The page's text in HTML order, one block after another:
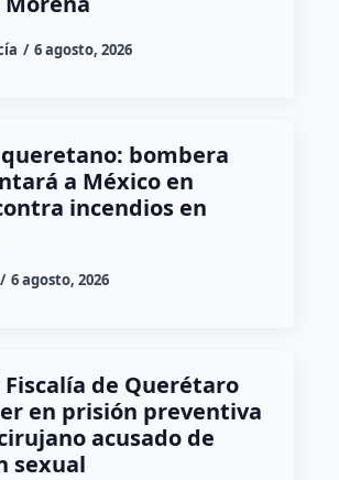
6 agosto, 2026
bombera
a México en
incendios en
6 agosto, 2026
Fiscalía de Querétaro
en prisión preventiva
acusado de
sexual